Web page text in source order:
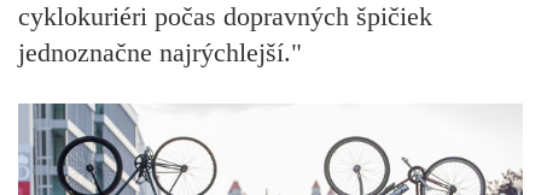
cyklokuriéri počas dopravných špičiek
jednoznačne najrýchlejší."